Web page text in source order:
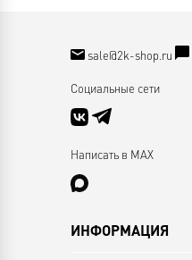
sale@2k-shop.ru
Социальные сети
Написать в MAX
ИНФОРМАЦИЯ